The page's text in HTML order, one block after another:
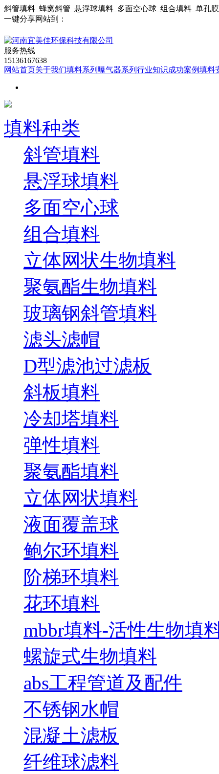
斜管填料_蜂窝斜管_悬浮球填料_多面空心球_组合填料_单孔
一键分享网站到：
服务热线
15136167638
网站首页关于我们填料系列 曝气器系列 行业知识成功案例填料
填料种类
斜管填料
悬浮球填料
多面空心球
组合填料
立体网状生物填料
聚氨酯生物填料
玻璃钢斜管填料
滤头滤帽
D型滤池过滤板
斜板填料
冷却塔填料
弹性填料
聚氨酯填料
立体网状填料
液面覆盖球
鲍尔环填料
阶梯环填料
花环填料
mbbr填料-活性生物填
螺旋式生物填料
abs工程管道及配件
不锈钢水帽
混凝土滤板
纤维球滤料